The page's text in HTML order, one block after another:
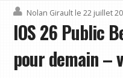
Nolan Girault le 22 juillet
IOS 26 Public
pour demain –